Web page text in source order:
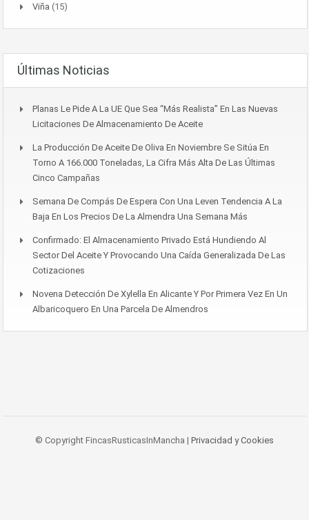
Viña (15)
Últimas Noticias
Planas Le Pide A La UE Que Sea “más Realista” En Las Nuevas
Licitaciones De Almacenamiento De Aceite
La Producción De Aceite De Oliva En Noviembre Se Sitúa En
Torno A 166.000 Toneladas, La Cifra Más Alta De Las Últimas
Cinco Campañas
Semana De Compás De Espera Con Una Leven Tendencia A La
Baja En Los Precios De La Almendra Una Semana Más
Confirmado: El Almacenamiento Privado Está Hundiendo Al
Sector Del Aceite Y Provocando Una Caída Generalizada De Las
Cotizaciones
Novena Detección De Xylella En Alicante Y Por Primera Vez En Un
Albaricoquero En Una Parcela De Almendros
© Copyright FincasRusticasInMancha | Privacidad y Cookies